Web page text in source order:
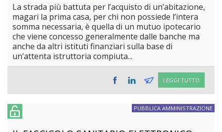
La strada più battuta per l’acquisto di un’abitazione,
magari la prima casa, per chi non possiede l’intera
somma necessaria, è quella di un mutuo ipotecario
che viene concesso generalmente dalle banche ma
anche da altri istituti finanziari sulla base di
un’attenta istruttoria compiuta...
LEGGI TUTTO
PUBBLICA AMMINISTRAZIONE